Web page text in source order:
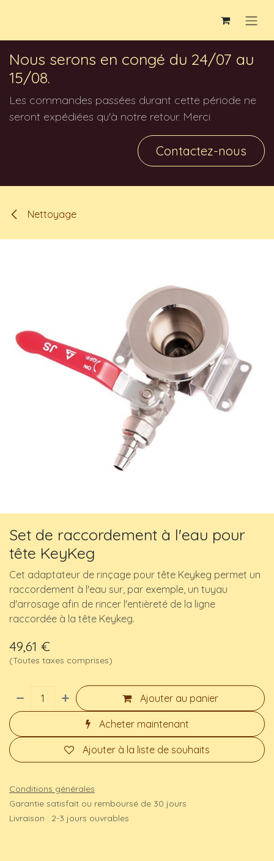
Nous serons en congé du 24/07 au
15/08.
Les commandes passées durant cette période ne
seront expédiées qu'à notre retour. Merci
Contactez-nous
Nettoyage
Set de raccordement à l'eau pour
tête KeyKeg
Cet adaptateur de rinçage pour tête Keykeg permet un
raccordement à l'eau sur, par exemple, un tuyau
d'arrosage afin de rincer l'entièreté de la ligne
raccordée à la tête Keykeg.
49,61 €
(Toutes taxes comprises)
Ajouter au panier
Acheter maintenant
Ajouter à la liste de souhaits
Conditions générales
Garantie satisfait ou remboursé de 30 jours
Livraison : 2-3 jours ouvrables